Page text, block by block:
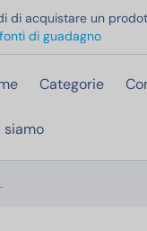
acquistare un
di guadagno
Categorie
siamo